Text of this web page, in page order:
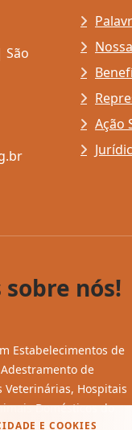
São
Ação
nós!
Estabelecimentos de
Adestramento de
Veterinárias, Hospitais
Domésticos do
E COOKIES